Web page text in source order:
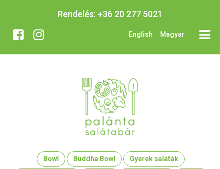
Rendelés: +36 20 277 5021
English Magyar
Bowl Buddha Bowl Gyerek saláták